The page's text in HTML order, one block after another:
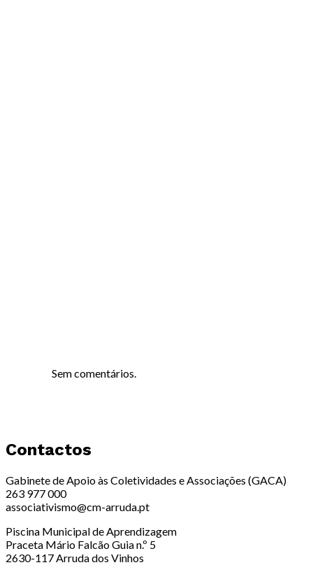
Sem comentários.
Contactos
Gabinete de Apoio às Coletividades e Associações (GACA)
263 977 000
associativismo@cm-arruda.pt
Piscina Municipal de Aprendizagem
Praceta Mário Falcão Guia n.º 5
2630-117 Arruda dos Vinhos